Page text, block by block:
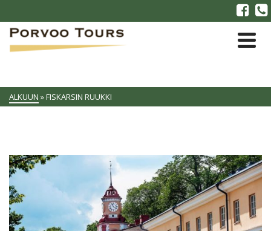
ALKUUN »FISKARSIN RUUKKI